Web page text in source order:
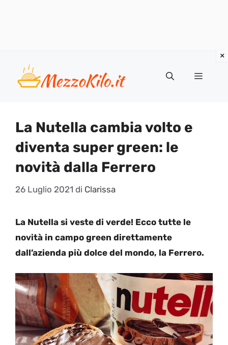
contenuto
Menu
La Nutella cambia volto e
diventa super green: le
novità dalla Ferrero
26 Luglio 2021 di Clarissa
La Nutella si veste di verde! Ecco tutte le
novità in campo green direttamente
dall’azienda più dolce del mondo, la Ferrero.